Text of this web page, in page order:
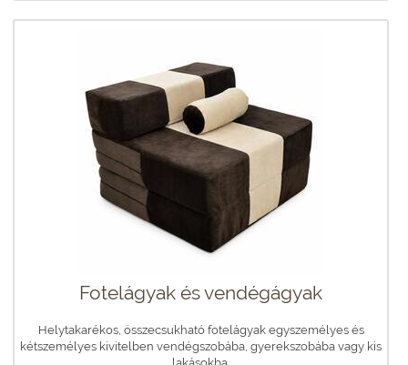
Fotelágyak és vendégágyak
Helytakarékos, összecsukható fotelágyak egyszemélyes és
kétszemélyes kivitelben vendégszobába, gyerekszobába vagy kis